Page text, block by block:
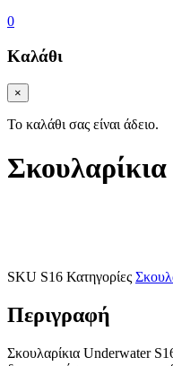
0
Καλάθι
×
Το καλάθι σας είναι άδειο.
SKU S16 Κατηγορίες
Περιγραφή
Σκουλαρίκια Underwater